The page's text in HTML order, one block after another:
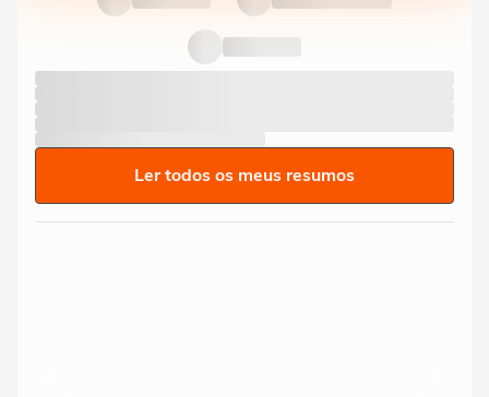
Ler todos os meus resumos